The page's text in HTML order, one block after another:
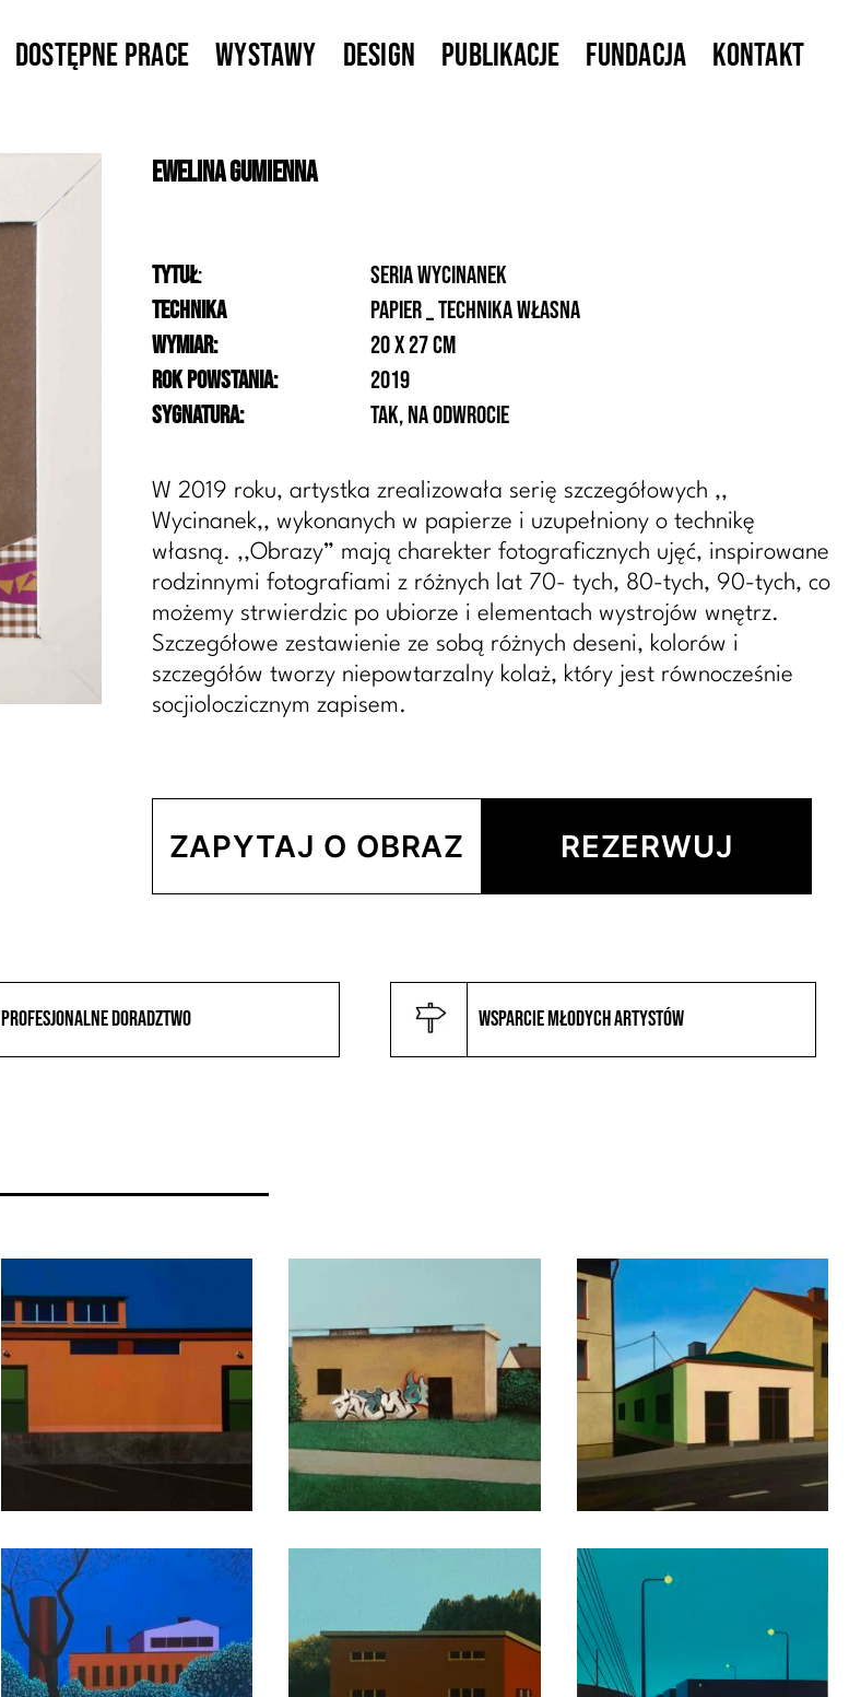
Dostępne prace Wystawy Design Publikacje Fundacja Kontakt
EwelinaGumienna
Tytuł:
seria Wycinanek
Technika
papier _ technika własna
Wymiar:
20 x 27 cm
Rok powstania:
2019
Sygnatura:
tak, na odwrocie
W 2019 roku, artystka zrealizowała serię szczegółowych ,,
Wycinanek,, wykonanych w papierze i uzupełniony o technikę
własną. ,,Obrazy” mają charekter fotograficznych ujęć, inspirowane
rodzinnymi fotografiami z różnych lat 70- tych, 80-tych, 90-tych, co
możemy strwierdzic po ubiorze i elementach wystrojów wnętrz.
Szczegółowe zestawienie ze sobą różnych deseni, kolorów i
szczegółów tworzy niepowtarzalny kolaż, który jest równocześnie
socjioloczicznym zapisem.
ZAPYTAJ O OBRAZ REZERWUJ
Profesjonalne doradztwo Wsparcie młodych artystów